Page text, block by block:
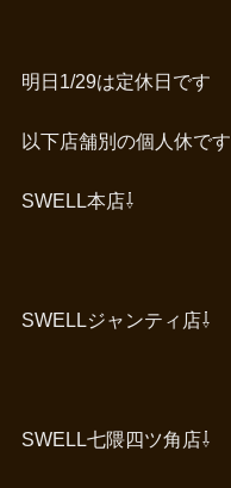
明日1/29は定休日です
以下店舗別の個人休です
SWELL本店⇩
SWELLジャンティ店⇩
SWELL七隈四ツ角店⇩